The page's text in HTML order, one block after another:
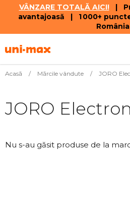
VÂNZARE TOTALĂ AICI!|
avantajoasă | 1 000+
România
la
Acasă / Mărcile vândute / JORO
JORO
Nu s-au găsit produse de la